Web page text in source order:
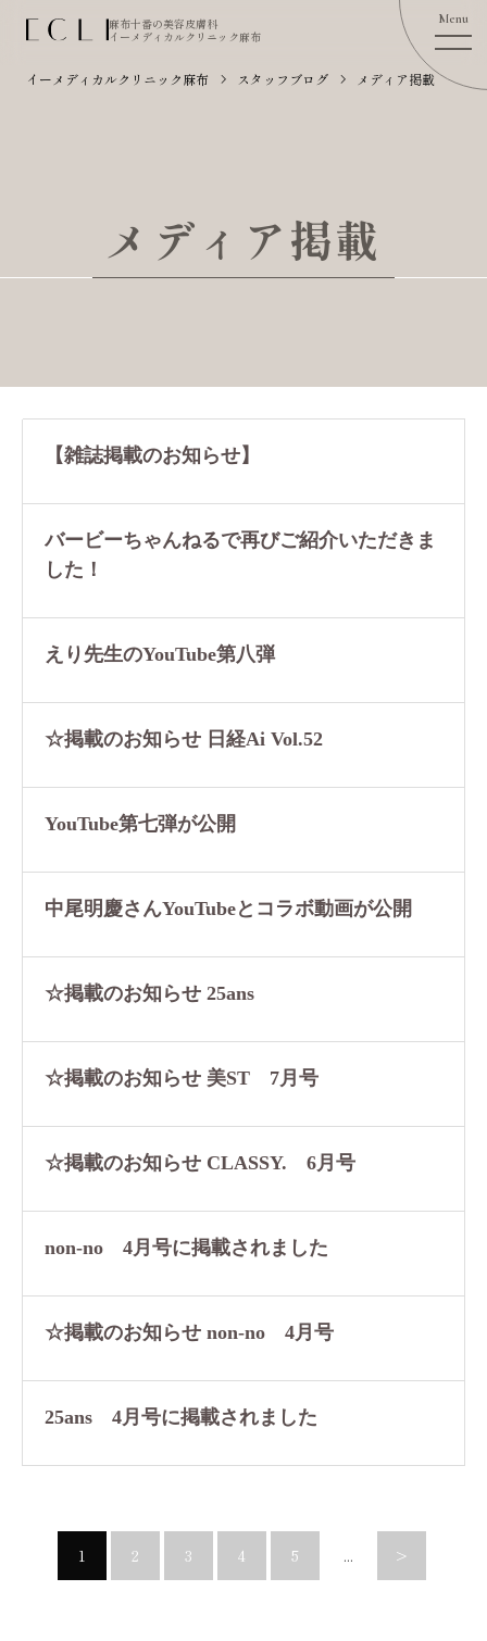
麻布十番の美容皮膚科
イーメディカルクリニック麻布
イーメディカルクリニック麻布 スタッフブログ メディア掲載
メディア掲載
【雑誌掲載のお知らせ】
バービーちゃんねるで再びご紹介いただきま
した！
えり先生のYouTube第八弾
☆掲載のお知らせ 日経Ai Vol.52
YouTube第七弾が公開
中尾明慶さんYouTubeとコラボ動画が公開
☆掲載のお知らせ 25ans
☆掲載のお知らせ 美ST 7月号
☆掲載のお知らせ CLASSY. 6月号
non-no 4月号 に掲載されました
☆掲載のお知らせ non-no 4月号
25ans 4月号 に掲載されました
1 2 3 4 5 ... >